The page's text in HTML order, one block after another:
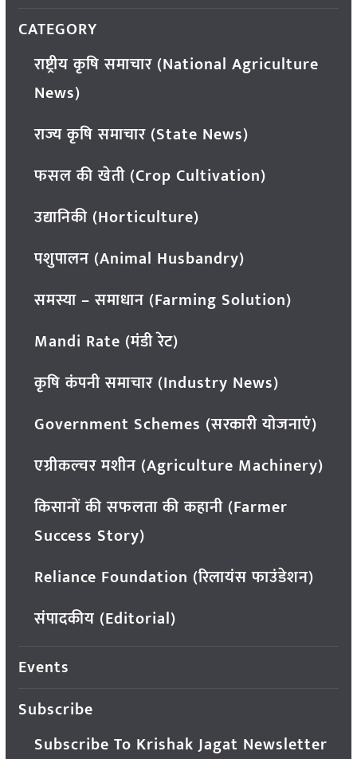
CATEGORY
राष्ट्रीय कृषि समाचार (National Agriculture
News)
राज्य कृषि समाचार (State News)
फसल की खेती (Crop Cultivation)
उद्यानिकी (Horticulture)
पशुपालन (Animal Husbandry)
समस्या – समाधान (Farming Solution)
Mandi Rate (मंडी रेट)
कृषि कंपनी समाचार (Industry News)
Government Schemes (सरकारी योजनाएं)
एग्रीकल्चर मशीन (Agriculture Machinery)
किसानों की सफलता की कहानी (Farmer
Success Story)
Reliance Foundation (रिलायंस फाउंडेशन)
संपादकीय (Editorial)
Events
Subscribe
Subscribe To Krishak Jagat Newsletter